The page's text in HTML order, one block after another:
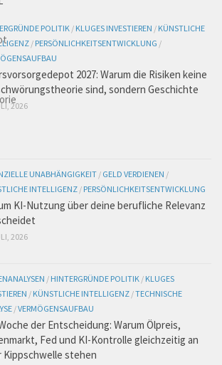
POLITIK / KLUGES INVESTIEREN / KÜNSTLICHE
/ PERSÖNLICHKEITSENTWICKLUNG /
2027: Warum die Risiken keine
sind, sondern Geschichte
2026
UNABHÄNGIGKEIT / GELD VERDIENEN /
INTELLIGENZ / PERSÖNLICHKEITSENTWICKLUNG
KI-Nutzung über deine berufliche Relevanz
2026
/ HINTERGRÜNDE POLITIK / KLUGES
/ KÜNSTLICHE INTELLIGENZ /TECHNISCHE
/VERMÖGENSAUFBAU
der Entscheidung: Warum Ölpreis,
Fed und KI-Kontrolle gleichzeitig an
Kippschwelle stehen